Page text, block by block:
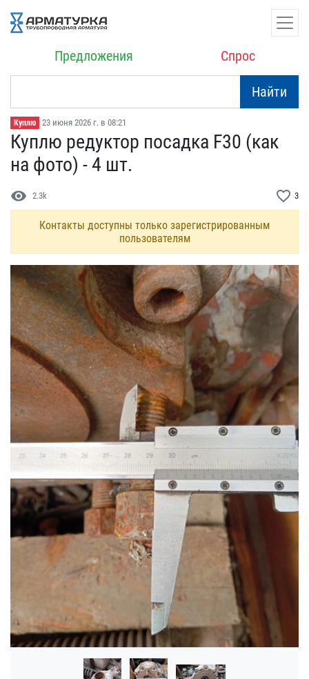
Предложения Спрос
Найти
Куплю 23 июня 2026 г. в 08:21
Куплю редуктор посадка F​30 (как
на фото) - 4 шт.
visibility 2.3k favorite_border 3
Контакты доступны только зарегистрированным
пользователям